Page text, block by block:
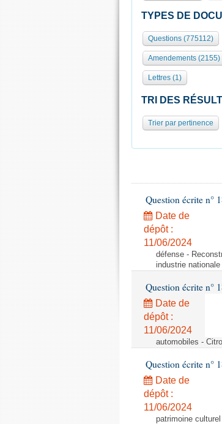
TYPES DE
Questions (775112)
Amendements (2155)
Lettres (1)
TRI DES
Trier par pertinence
Question écrite n°
Date de
dépôt :
11/06/2024
défense -
industrie
Question écrite n°
Date de
dépôt :
11/06/2024
automobiles -
Question écrite n°
Date de
dépôt :
11/06/2024
patrimoine